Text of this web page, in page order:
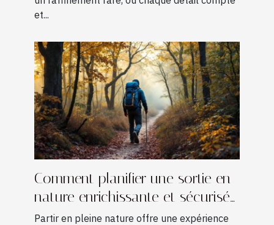
et...
Comment planifier une sortie en
nature enrichissante et sécurisée
?
Partir en pleine nature offre une expérience